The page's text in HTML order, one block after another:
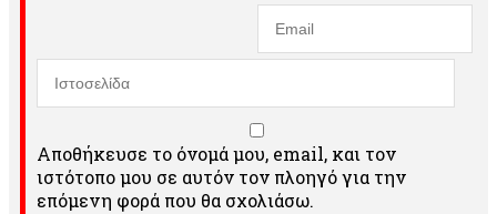
Αποθήκευσε το όνομά μου, email, και τον
ιστότοπο μου σε αυτόν τον πλοηγό για την
επόμενη φορά που θα σχολιάσω.